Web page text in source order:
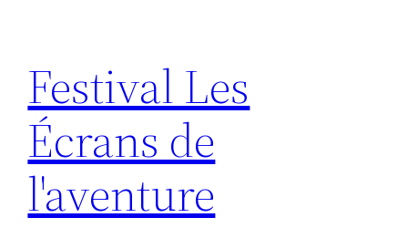
contenu
Festival Les
Écrans de
l'aventure